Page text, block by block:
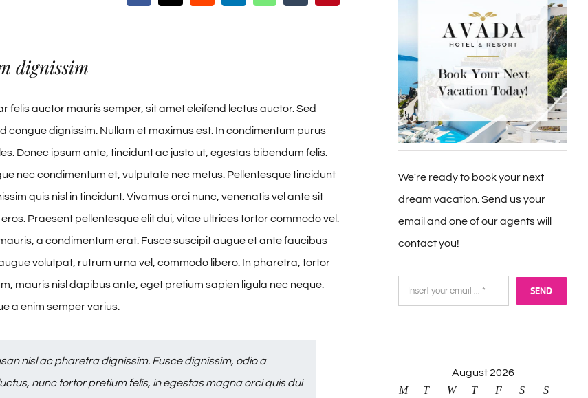
dignissim
felis auctor mauris semper, sit amet eleifend lectus auctor. Sed
congue dignissim. Nullam et maximus est. In condimentum purus
Donec ipsum ante, tincidunt ac justo ut, egestas bibendum felis.
nec condimentum et, vulputate nec metus. Pellentesque tincidunt
quis nisl in tincidunt. Vivamus orci nunc, venenatis vel ante sit
Praesent pellentesque elit dui, vitae ultrices tortor commodo vel.
a condimentum erat. Fusce suscipit augue et ante faucibus
volutpat, rutrum urna vel, commodo libero. In pharetra, tortor
mauris nisl dapibus ante, eget pretium sapien ligula nec neque.
a enim semper varius.
nisl ac pharetra dignissim. Fusce dignissim, odio a
nunc tortor pretium felis, in egestas magna orci quis dui
We're ready to book your next
dream vacation. Send us your
email and one of our agents will
contact you!
SEND
August 2026
M T W T F S S